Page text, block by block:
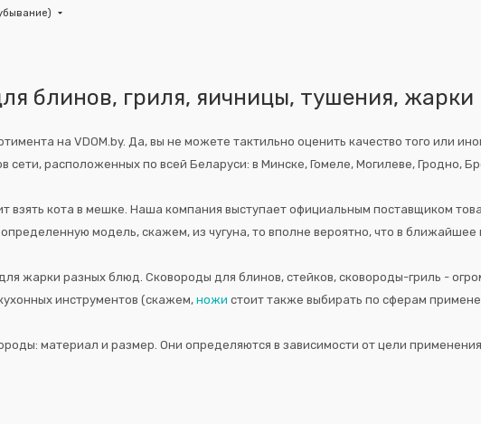
блинов, гриля, яичницы, тушения, жарки
на VDOM.by. Да, вы не можете тактильно оценить качество того или
расположенных по всей Беларуси: в Минске, Гомеле, Могилеве, Гродно,
взять кота в мешке. Наша компания выступает официальным поставщиком
определенную модель, скажем, из чугуна, то вполне вероятно, что в
жарки разных блюд. Сковороды для блинов, стейков, сковороды-гриль -
инструментов (скажем, ножи стоит также выбирать по сферам
материал и размер. Они определяются в зависимости от цели применения.